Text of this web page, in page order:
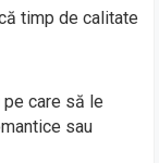
timp de calitate
care să le
sau